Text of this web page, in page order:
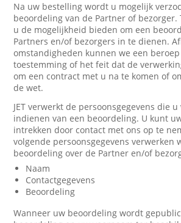
Na uw bestelling wordt u mogelijk
beoordeling van de Partner of bezorger.
u de mogelijkheid bieden om een
Partners en/of bezorgers in te dienen.
omstandigheden kunnen we een
toestemming of het feit dat de
om een contract met u na te komen of
de wet.
JET verwerkt de persoonsgegevens die
indienen van een beoordeling. U kunt
intrekken door contact met ons op te
volgende persoonsgegevens verwerken
beoordeling over de Partner en/of
Naam
Contactgegevens
Beoordeling
Wanneer uw beoordeling wordt